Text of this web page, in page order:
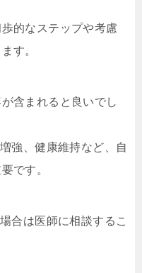
的なステップや考慮
す。
含まれると良いでし
強、健康維持など、自
です。
合は医師に相談するこ